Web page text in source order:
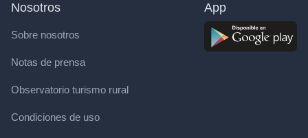
Nosotros
Sobre nosotros
Notas de prensa
Observatorio turismo rural
Condiciones de uso
App